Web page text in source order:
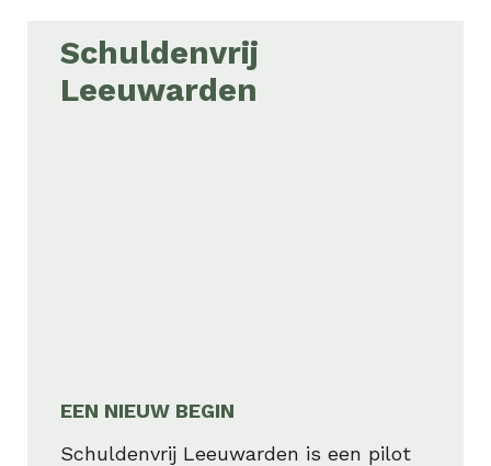
Schuldenvrij
Leeuwarden
EEN NIEUW BEGIN
Schuldenvrij Leeuwarden is een pilot